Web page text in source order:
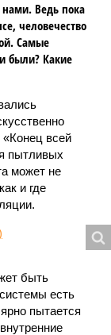
нами. Ведь пока
человечество
Самые
были? Какие
«Конец всей
пытливых
может не
и где
быть
есть
пытается